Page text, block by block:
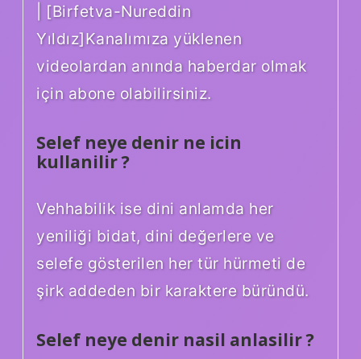
| [Birfetva-Nureddin
Yıldız]Kanalımıza yüklenen
videolardan anında haberdar olmak
için abone olabilirsiniz.
Selef neye denir ne icin
kullanilir ?
Vehhabilik ise dini anlamda her
yeniliği bidat, dini değerlere ve
selefe gösterilen her tür hürmeti de
şirk addeden bir karaktere büründü.
Selef neye denir nasil anlasilir ?